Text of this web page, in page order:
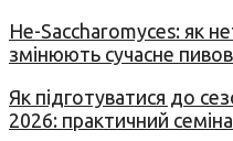
Не-Saccharomyces: як
змінюють сучасне
Як підготуватися до
2026: практичний